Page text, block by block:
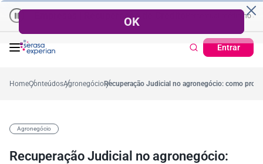
Empresas | Recuperação de Crédito Percentual médio no ano
Entrar
no ano Cartão de Crédito |
HomeConteúdosAgronegócioRecuperação Judicial no agronegócio: como
Agronegócio
Recuperação Judicial no agronegócio: